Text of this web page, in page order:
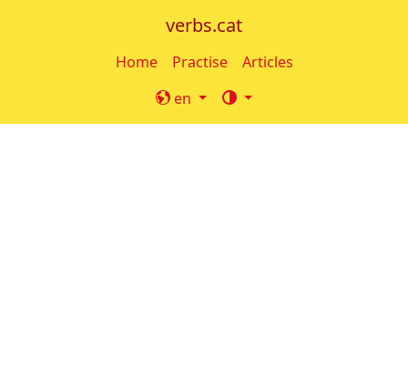
verbs.cat
Home Practise
Articles
en